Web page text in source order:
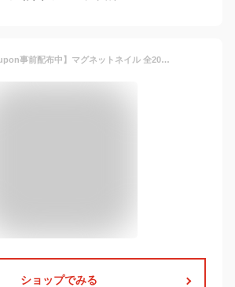
【全品半額coupon事前配布中】マグネットネイル 全20色 ジェルネイル マグネットネイル カラージェル キャッツアイ 磁石 シルバー ラメ | カラー ポリッシュ ネイルジェル アートジェル ジェルネイル用品 爪 カラージェルネイル ジェルネイルアート ネイル工房 にわちゃん
ショップでみる